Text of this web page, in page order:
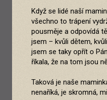
Když se lidé naší
všechno to trápení
pousměje a odpovídá
jsem – kvůli dětem,
jsem se taky opřít o
říkala, že na tom jsou
Taková je naše
nenaříká, je skromná,